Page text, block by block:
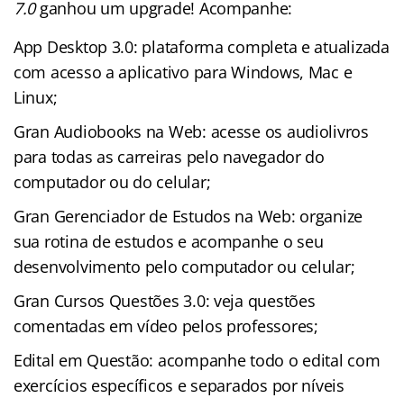
7.0ganhou um upgrade! Acompanhe:
App Desktop 3.0: plataforma completa e atualizada
com acesso a aplicativo para Windows, Mac e
Linux;
Gran Audiobooks na Web: acesse os audiolivros
para todas as carreiras pelo navegador do
computador ou do celular;
Gran Gerenciador de Estudos na Web: organize
sua rotina de estudos e acompanhe o seu
desenvolvimento pelo computador ou celular;
Gran Cursos Questões 3.0: veja questões
comentadas em vídeo pelos professores;
Edital em Questão: acompanhe todo o edital com
exercícios específicos e separados por níveis